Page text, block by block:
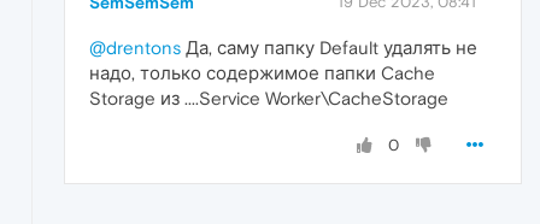
@drentons Да, саму папку Default удалять не
надо, только содержимое папки Cache
Storage из ....Service Worker\CacheStorage
0